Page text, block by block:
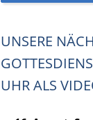
UNSERE
UHR ALS